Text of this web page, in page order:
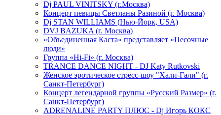
Dj PAUL VINITSKY (г.Москва)
Концерт певицы Светланы Разиной (г. Москва)
Dj STAN WILLIAMS (Нью-Йорк, USA)
DVJ BAZUKA (г. Москва)
«Объединенная Каста» представляет «Песочные
люди»
Группа «Hi-Fi» (г. Москва)
TRANCE DANCE NIGHT - DJ Katy Rutkovski
Женское эротическое стресс-шоу "Хали-Гали" (г.
Санкт-Петербург)
Концерт легендарной группы «Русский Размер» (г.
Санкт-Петербург)
ADRENALINE PARTY ПЛЮС - Dj Игорь КОКС